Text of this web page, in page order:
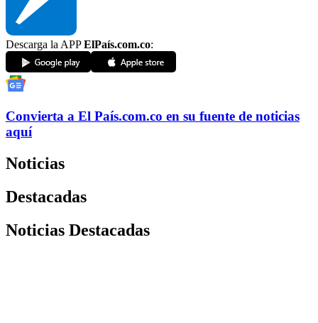
Descarga la APPElPaís.com.co:
Convierta a El País.com.co en su fuente de noticias
aquí
Noticias
Destacadas
Noticias Destacadas